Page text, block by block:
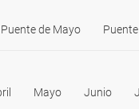
Puente de Mayo
Mayo Junio